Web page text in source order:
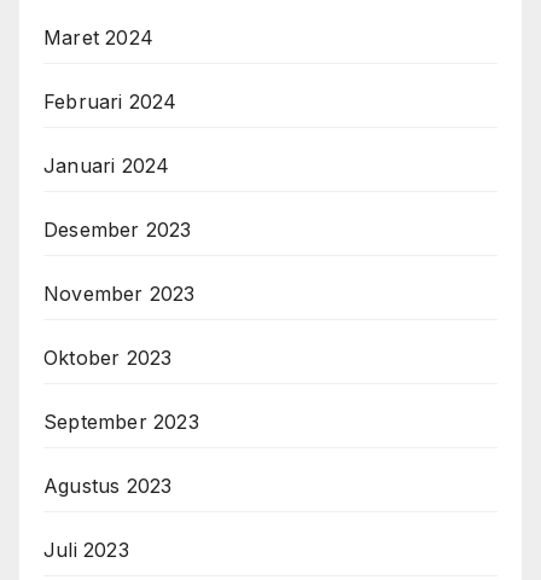
Maret 2024
Februari 2024
Januari 2024
Desember 2023
November 2023
Oktober 2023
September 2023
Agustus 2023
Juli 2023